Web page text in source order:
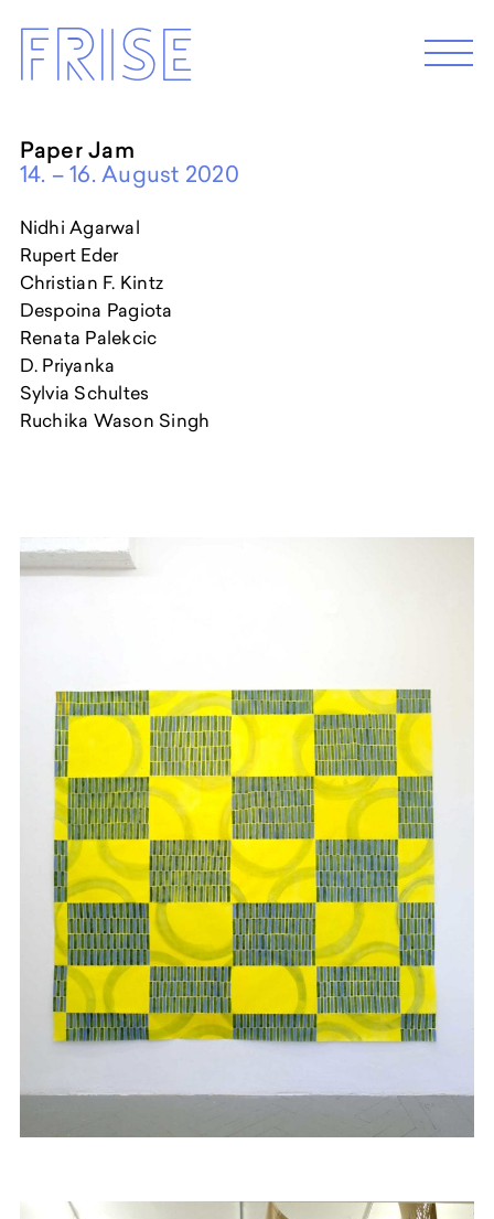
content
M
e
Frise
EXHIBITION 2026
Archive
ABOUT
Künstler*innenhaus Hamburg
Abbildungszentrum
Artist in Residence
Frise e.G.
Paper Jam
14. – 16. August 2020
Nidhi Agarwal
Rupert Eder
Christian F. Kintz
Despoina Pagiota
Renata Palekcic
D. Priyanka
Sylvia Schultes
Ruchika Wason Singh